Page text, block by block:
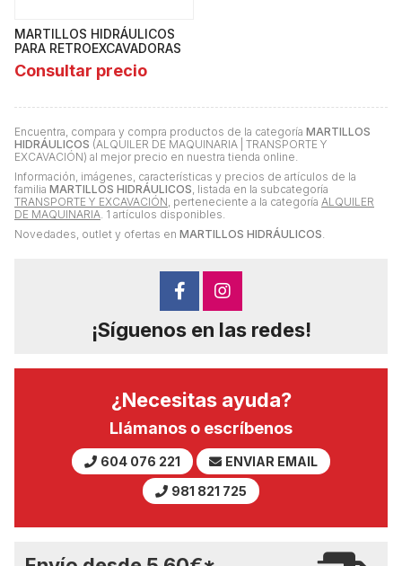
Encuentra, compara y compra productos de la categoría MARTILLOS
HIDRÁULICOS (ALQUILER DE MAQUINARIA | TRANSPORTE Y
EXCAVACIÓN) al mejor precio en nuestra tienda online.
Información, imágenes, características y precios de artículos de la
familia MARTILLOS HIDRÁULICOS, listada en la subcategoría
TRANSPORTE Y EXCAVACIÓN, perteneciente a la categoría ALQUILER
DE MAQUINARIA. 1 artículos disponibles.
Novedades, outlet y ofertas en MARTILLOS HIDRÁULICOS.
MARTILLOS HIDRÁULICOS
PARA RETROEXCAVADORAS
Consultar precio
¡Síguenos en las redes!
¿Necesitas ayuda?
Llámanos o escríbenos
604 076 221
ENVIAR EMAIL
981 821 725